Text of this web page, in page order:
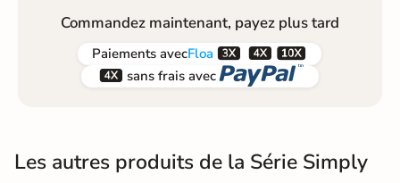
Commandez maintenant, payez plus tard
Paiements avecFloa  
 sans frais avec 
Les autres produits de la Série Simply